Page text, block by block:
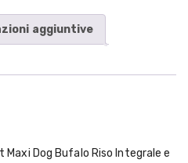
aggiuntive
Dog Bufalo Riso Integrale e